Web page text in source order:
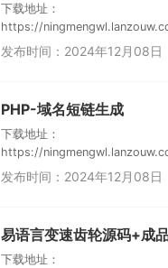
下载地址：
https://
发布时间：2024年12月08日
PHP-域名短链生成
下载地址：
https://
发布时间：2024年12月08日
易语言变速齿轮源码+成
下载地址：